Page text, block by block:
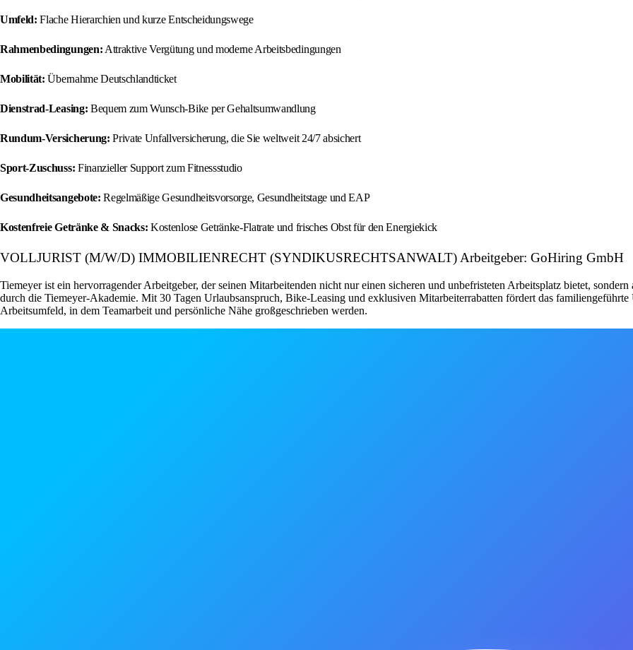
Umfeld: Flache Hierarchien und kurze Entscheidungswege
Rahmenbedingungen: Attraktive Vergütung und moderne Arbeitsbedingungen
Mobilität: Übernahme Deutschlandticket
Dienstrad‑Leasing: Bequem zum Wunsch-Bike per Gehaltsumwandlung
Rundum‑Versicherung: Private Unfallversicherung, die Sie weltweit 24/7 absichert
Sport‑Zuschuss: Finanzieller Support zum Fitnessstudio
Gesundheitsangebote: Regelmäßige Gesundheitsvorsorge, Gesundheitstage und EAP
Kostenfreie Getränke & Snacks: Kostenlose Getränke‑Flatrate und frisches Obst für den Energiekick
VOLLJURIST (M/W/D) IMMOBILIENRECHT (SYNDIKUSRECHTSANWALT) Arbeitgeber: GoHiring GmbH
Tiemeyer ist ein hervorragender Arbeitgeber, der seinen Mitarbeitenden nicht nur einen sicheren und unbefristeten Arbeitsplatz bietet,
durch die Tiemeyer-Akademie. Mit 30 Tagen Urlaubsanspruch, Bike-Leasing und exklusiven Mitarbeiterrabatten fördert das
Arbeitsumfeld, in dem Teamarbeit und persönliche Nähe großgeschrieben werden.